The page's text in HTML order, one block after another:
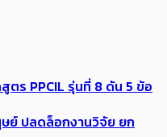
ตร PPCIL รุ่นที่ 8 ดัน 5 ข้อ
ย์ ปลดล็อกงานวิจัย ยก